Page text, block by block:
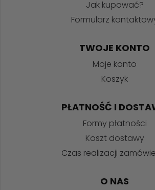
Jak kupować?
Formularz
TWOJE KONTO
Moje konto
Koszyk
PŁATNOŚĆ I
Formy płatności
Koszt dostawy
Czas realizacji
O NAS